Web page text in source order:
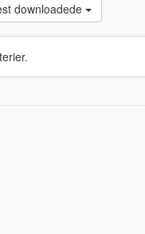
downloadede